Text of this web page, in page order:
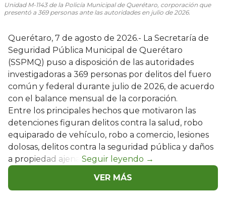
Unidad M-1143 de la Policía Municipal de Querétaro, corporación que
presentó a 369 personas ante las autoridades en julio de 2026.
Querétaro, 7 de agosto de 2026.- La Secretaría de
Seguridad Pública Municipal de Querétaro
(SSPMQ) puso a disposición de las autoridades
investigadoras a 369 personas por delitos del fuero
común y federal durante julio de 2026, de acuerdo
con el balance mensual de la corporación.
Entre los principales hechos que motivaron las
detenciones figuran delitos contra la salud, robo
equiparado de vehículo, robo a comercio, lesiones
dolosas, delitos contra la seguridad pública y daños
a propiedad ajena.
VER MÁS